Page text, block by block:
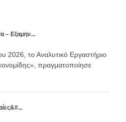
– Εξαμην...
2026, το Αναλυτικό Εργαστήριο
πραγματοποίησε